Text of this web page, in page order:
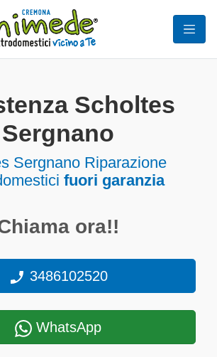
Scholtes
Sergnano
Sergnano Riparazione
fuori garanzia
ora!!
3486102520
WhatsApp